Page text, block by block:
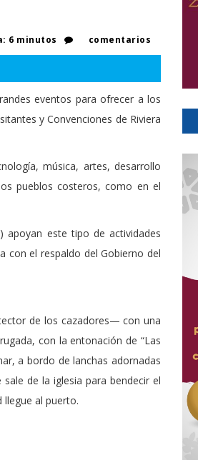
6 minutos comentarios
eventos para ofrecer a los
y Convenciones de Riviera
música, artes, desarrollo
pueblos costeros, como en el
apoyan este tipo de actividades
con el respaldo del Gobierno del
de los cazadores— con una
con la entonación de “Las
a bordo de lanchas adornadas
de la iglesia para bendecir el
llegue al puerto.